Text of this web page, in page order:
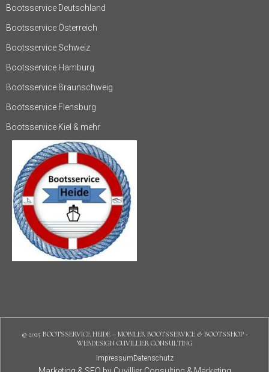
Bootsservice Deutschland
Bootsservice Österreich
Bootsservice Schweiz
Bootsservice Hamburg
Bootsservice Braunschweig
Bootsservice Flensburg
Bootsservice Kiel & mehr
© 2025 BOOTSSERVICE HEIDE – MOBILER BOOTSSERVICE & BOOTSSHOP -
WEBDESIGN CUVILLIER CONSULTING
ImpressumDatenschutz